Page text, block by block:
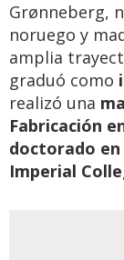
Grønneberg,
noruego y
amplia
graduó como
realizó una
Fabricación
doctorado en
Imperial